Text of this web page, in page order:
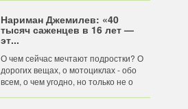
Нариман Джемилев: «40
тысяч саженцев в 16 лет —
эт...
О чем сейчас мечтают подростки? О
дорогих вещах, о мотоциклах - обо
всем, о чем угодно, но только не о